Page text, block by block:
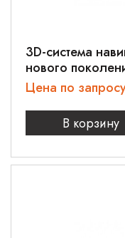
3D-система
нового
Цена по
В корзину